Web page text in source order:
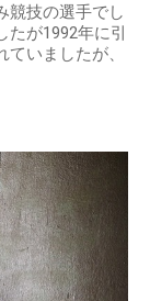
競技の選手でし
たが1992年に引
いましたが、